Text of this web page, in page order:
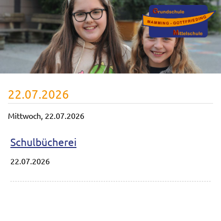
22.07.2026
Mittwoch, 22.07.2026
Schulbücherei
22.07.2026